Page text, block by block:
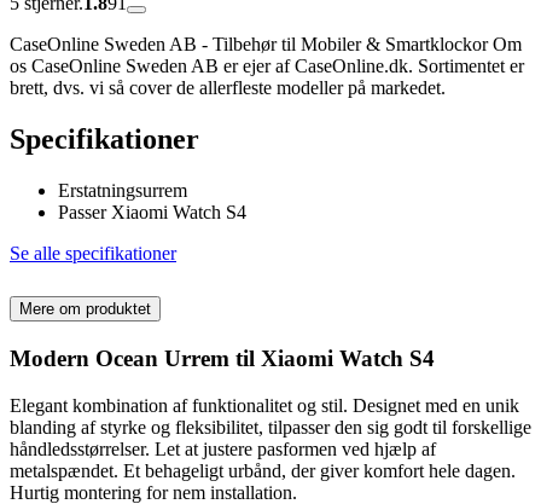
CaseOnline Sweden AB - Tilbehør til Mobiler & Smartklockor Om
os CaseOnline Sweden AB er ejer af CaseOnline.dk. Sortimentet er
brett, dvs. vi så cover de allerfleste modeller på markedet.
Specifikationer
Erstatningsurrem
Passer Xiaomi Watch S4
Se alle specifikationer
Mere om produktet
Modern Ocean Urrem til Xiaomi Watch S4
Elegant kombination af funktionalitet og stil. Designet med en unik
blanding af styrke og fleksibilitet, tilpasser den sig godt til forskellige
håndledsstørrelser. Let at justere pasformen ved hjælp af
metalspændet. Et behageligt urbånd, der giver komfort hele dagen.
Hurtig montering for nem installation.